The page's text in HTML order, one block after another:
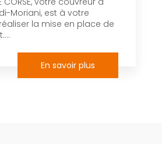
Moriani, est à votre
la mise en place de
En savoir plus